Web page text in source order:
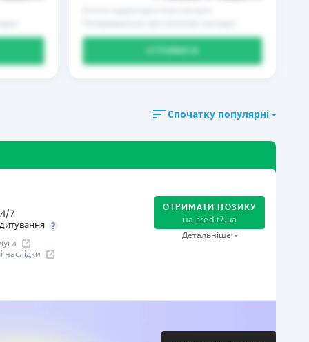
Спочатку популярні
7
ОТРИМАТИ ПОЗИКУ
на credit7.ua
Детальніше